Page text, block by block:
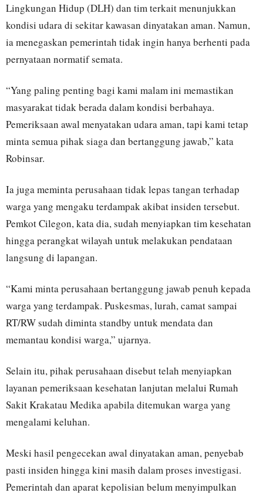
Lingkungan Hidup (DLH) dan tim terkait menunjukkan
kondisi udara di sekitar kawasan dinyatakan aman. Namun,
ia menegaskan pemerintah tidak ingin hanya berhenti pada
pernyataan normatif semata.
“Yang paling penting bagi kami malam ini memastikan
masyarakat tidak berada dalam kondisi berbahaya.
Pemeriksaan awal menyatakan udara aman, tapi kami tetap
minta semua pihak siaga dan bertanggung jawab,” kata
Robinsar.
Ia juga meminta perusahaan tidak lepas tangan terhadap
warga yang mengaku terdampak akibat insiden tersebut.
Pemkot Cilegon, kata dia, sudah menyiapkan tim kesehatan
hingga perangkat wilayah untuk melakukan pendataan
langsung di lapangan.
“Kami minta perusahaan bertanggung jawab penuh kepada
warga yang terdampak. Puskesmas, lurah, camat sampai
RT/RW sudah diminta standby untuk mendata dan
memantau kondisi warga,” ujarnya.
Selain itu, pihak perusahaan disebut telah menyiapkan
layanan pemeriksaan kesehatan lanjutan melalui Rumah
Sakit Krakatau Medika apabila ditemukan warga yang
mengalami keluhan.
Meski hasil pengecekan awal dinyatakan aman, penyebab
pasti insiden hingga kini masih dalam proses investigasi.
Pemerintah dan aparat kepolisian belum menyimpulkan